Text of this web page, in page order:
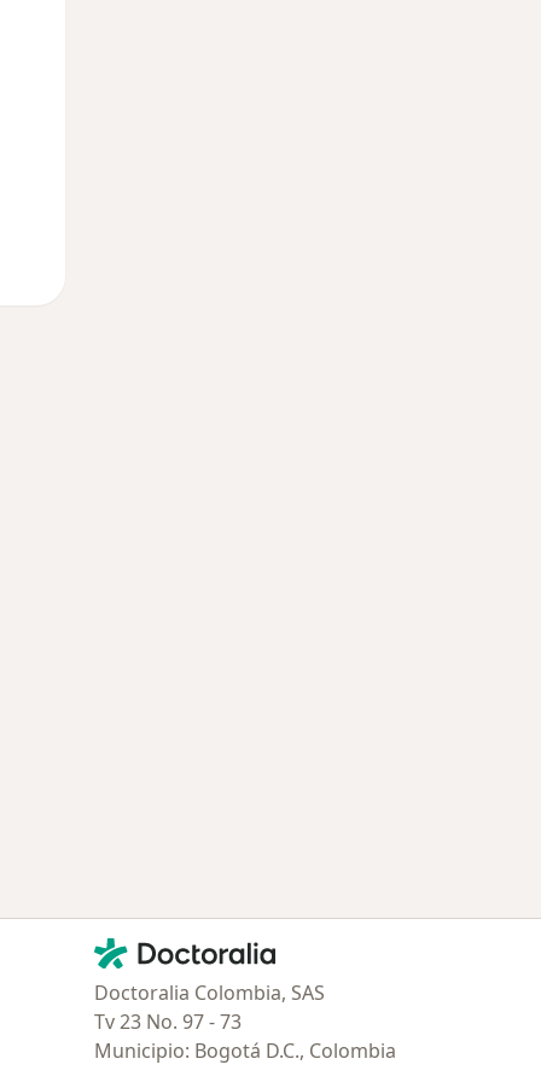
Contacto
Doctoralia - Página de inicio
Doctoralia Colombia, SAS
Tv 23 No. 97 - 73
Municipio: Bogotá D.C., Colombia